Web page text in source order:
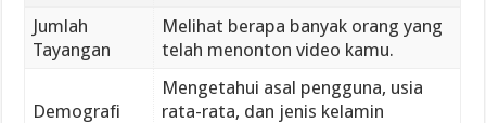
Jumlah
Tayangan
Melihat berapa banyak orang yang
telah menonton video kamu.
Demografi
Mengetahui asal pengguna, usia
rata-rata, dan jenis kelamin